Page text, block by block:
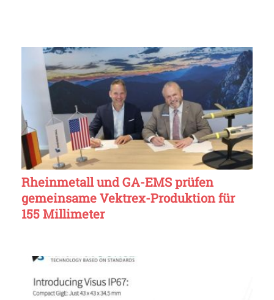
Rheinmetall und GA-EMS prüfen
gemeinsame Vektrex-Produktion für
155 Millimeter